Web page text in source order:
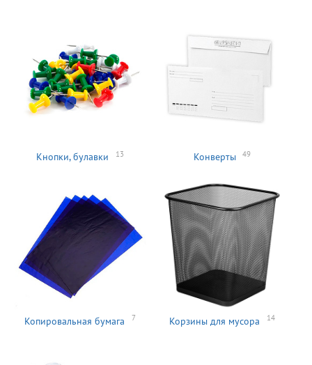
Кнопки, булавки 13 Конверты 49
Копировальная бумага 7 Корзины для мусора 14